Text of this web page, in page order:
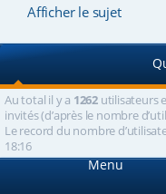
Afficher le sujet
Au total il y a 1262 utilisateurs
invités (d’après le nombre
Le record du nombre
18:16
Menu